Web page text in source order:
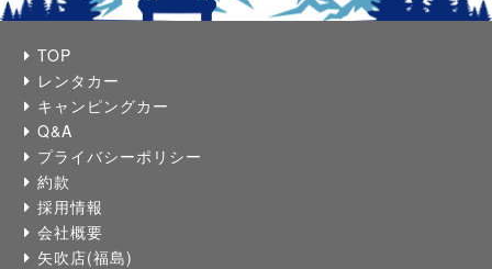
TOP
レンタカー
キャンピングカー
Q&A
プライバシーポリシー
約款
採用情報
会社概要
矢吹店(福島)